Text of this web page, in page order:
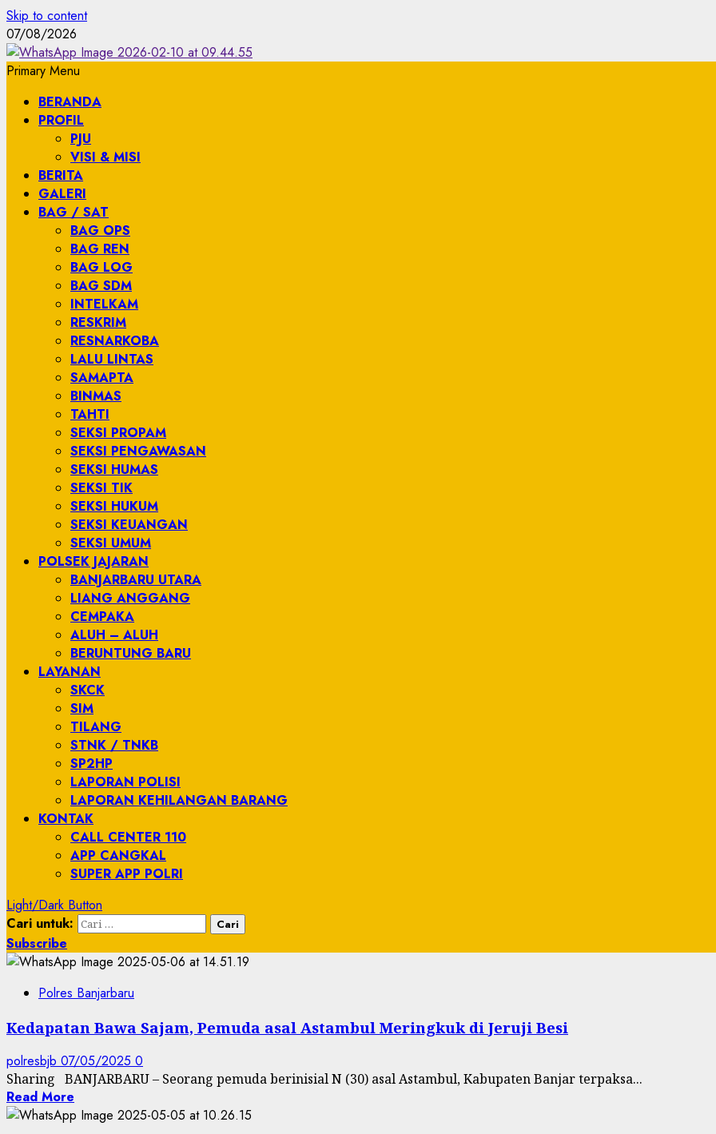
Skip to content
07/08/2026
Primary Menu
BERANDA
PROFIL
PJU
VISI & MISI
BERITA
GALERI
BAG / SAT
BAG OPS
BAG REN
BAG LOG
BAG SDM
INTELKAM
RESKRIM
RESNARKOBA
LALU LINTAS
SAMAPTA
BINMAS
TAHTI
SEKSI PROPAM
SEKSI PENGAWASAN
SEKSI HUMAS
SEKSI TIK
SEKSI HUKUM
SEKSI KEUANGAN
SEKSI UMUM
POLSEK JAJARAN
BANJARBARU UTARA
LIANG ANGGANG
CEMPAKA
ALUH – ALUH
BERUNTUNG BARU
LAYANAN
SKCK
SIM
TILANG
STNK / TNKB
SP2HP
LAPORAN POLISI
LAPORAN KEHILANGAN BARANG
KONTAK
CALL CENTER 110
APP CANGKAL
SUPER APP POLRI
Light/Dark Button
Cari untuk:
Subscribe
Polres Banjarbaru
Kedapatan Bawa Sajam, Pemuda asal Astambul Meringkuk di Jeruji Besi
polresbjb 07/05/2025 0
Sharing BANJARBARU – Seorang pemuda berinisial N (30) asal Astambul, Kabupaten Banjar terpaksa...
Read More